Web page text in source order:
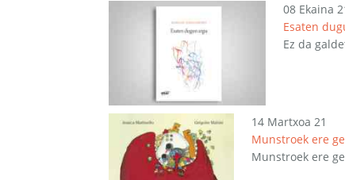
08 Ekaina
Esaten
Ez da
14 Martxoa 21
Munstroek ere
Munstroek ere